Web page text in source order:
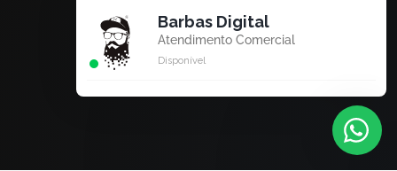
Barbas Digital
Atendimento Comercial
Disponível